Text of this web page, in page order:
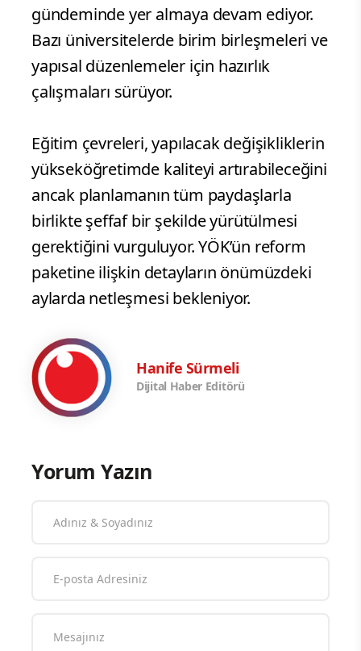
gündeminde yer almaya devam ediyor.
Bazı üniversitelerde birim birleşmeleri ve
yapısal düzenlemeler için hazırlık
çalışmaları sürüyor.
Eğitim çevreleri, yapılacak değişikliklerin
yükseköğretimde kaliteyi artırabileceğini
ancak planlamanın tüm paydaşlarla
birlikte şeffaf bir şekilde yürütülmesi
gerektiğini vurguluyor. YÖK’ün reform
paketine ilişkin detayların önümüzdeki
aylarda netleşmesi bekleniyor.
Hanife Sürmeli
Dijital Haber Editörü
Yorum Yazın